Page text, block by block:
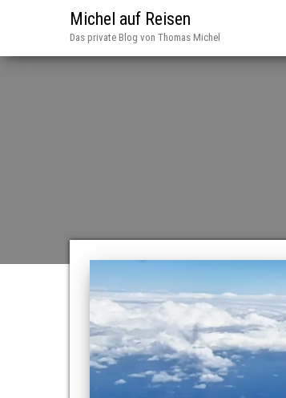
Michel auf Reisen
Das private Blog von Thomas Michel